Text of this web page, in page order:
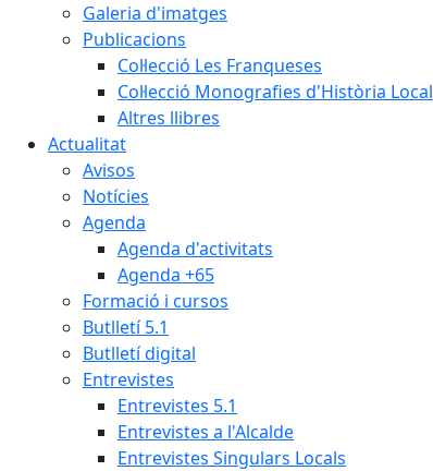
Galeria d'imatges
Publicacions
Col·lecció Les Franqueses
Col·lecció Monografies d'Història Local
Altres llibres
Actualitat
Avisos
Notícies
Agenda
Agenda d'activitats
Agenda +65
Formació i cursos
Butlletí 5.1
Butlletí digital
Entrevistes
Entrevistes 5.1
Entrevistes a l'Alcalde
Entrevistes Singulars Locals